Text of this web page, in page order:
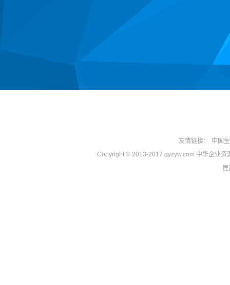
友情链接：
中国
Copyright © 2013-2017 qyzyw.com 中华企业资